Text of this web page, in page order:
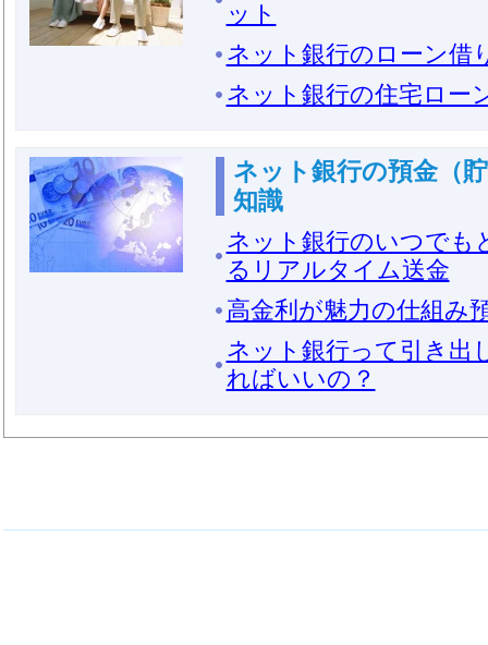
ット
ネット銀行のローン借
ネット銀行の住宅ロー
ネット銀行の預金（
知識
ネット銀行のいつでも
るリアルタイム送金
高金利が魅力の仕組み
ネット銀行って引き出
ればいいの？